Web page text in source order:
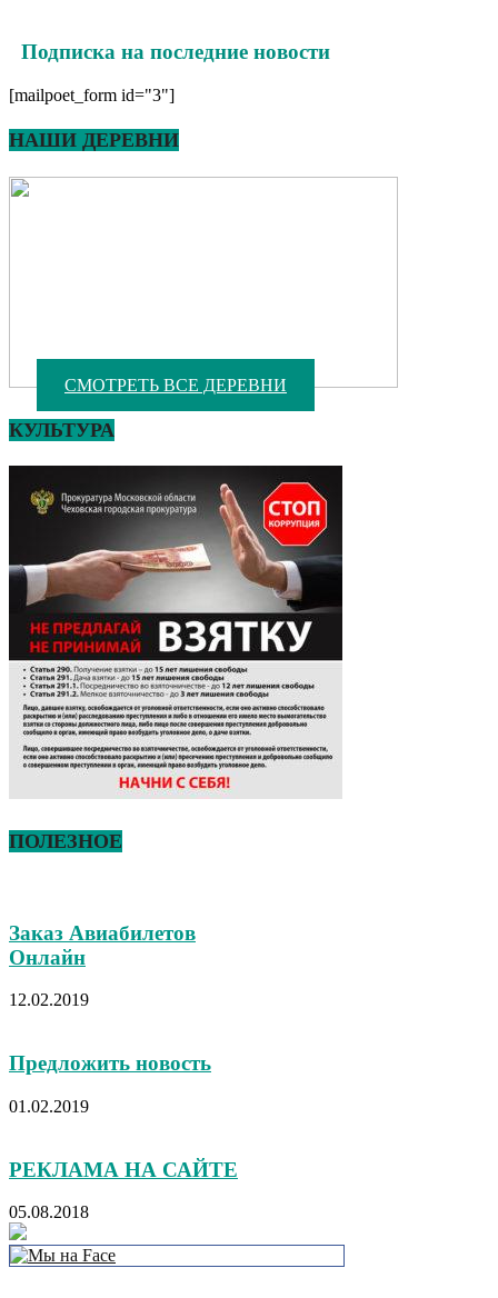
Подписка на последние новости
[mailpoet_form id="3"]
НАШИ ДЕРЕВНИ
СМОТРЕТЬ ВСЕ ДЕРЕВНИ
КУЛЬТУРА
ПОЛЕЗНОЕ
Заказ Авиабилетов
Онлайн
12.02.2019
Предложить новость
01.02.2019
РЕКЛАМА НА САЙТЕ
05.08.2018